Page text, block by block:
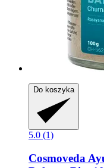
Do koszyka
5.0 (1)
Cosmoveda